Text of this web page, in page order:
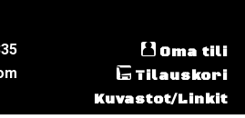
Oma tili
Tilauskori
Kuvastot/Linkit